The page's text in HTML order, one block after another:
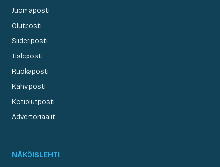
Juomaposti
Olutposti
Siideriposti
Tisleposti
Ruokaposti
Kahviposti
Kotiolutposti
Advertoriaalit
NÄKÖISLEHTI